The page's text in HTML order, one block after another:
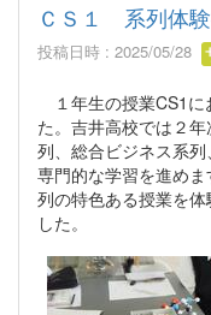
ＣＳ１ 系列体
投稿日時 : 2025/05/28
１年生の授業CS1に
た。吉井高校では２
列、総合ビジネス系列
専門的な学習を進め
列の特色ある授業を
した。